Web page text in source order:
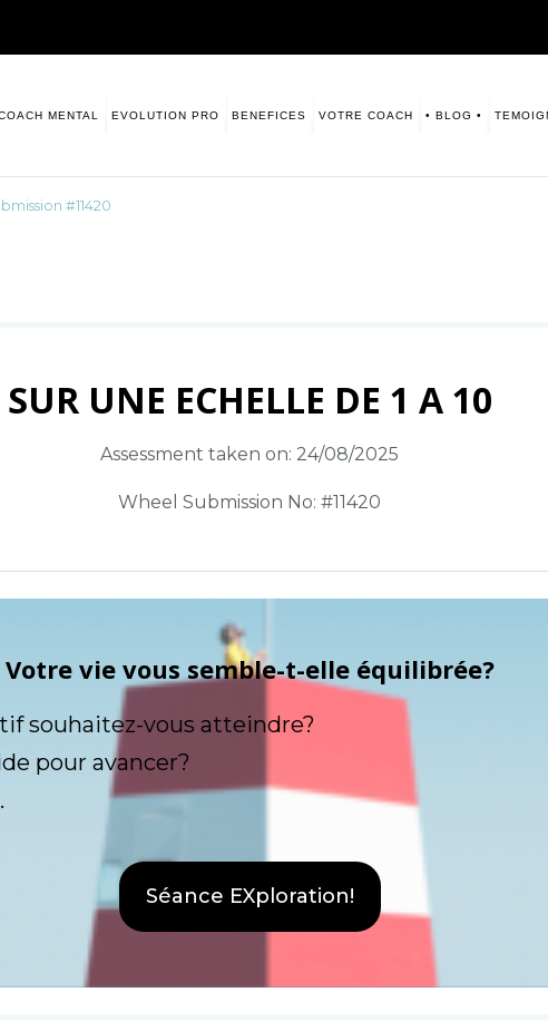
MENTAL EVOLUTION PRO BENEFICES VOTRE COACH • BLOG •
#11420
SUR UNE ECHELLE DE 1 A 10
Assessment taken on: 24/08/2025
Wheel Submission No: #11420
Votre vie vous semble-t-elle équilibrée?
souhaitez-vous atteindre?
pour avancer?
Séance EXploration!